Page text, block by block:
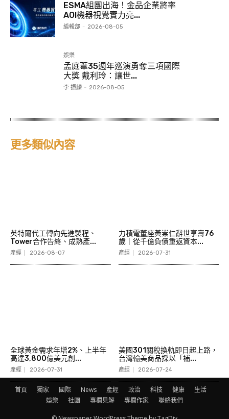
ESMA組團出海！金品企業將率
AOI機器視覺實力亮...
編輯部 - 2026-08-05
娛樂
孟庭葦35週年巡演勇奪三項國際
大獎 戴利玲：讓世...
李 振麟 - 2026-08-05
更多類似內容
英特爾代工轉向先進製程、
Tower合作告終、成熟產...
產經 2026-08-07
力積電董座黃崇仁辭世享壽76
歲｜從千億負債重返資本...
產經 2026-07-31
全球黃金需求年增2%、上半年
高達3,800億美元創...
產經 2026-07-31
美國301關稅換軌即日起上路，
台灣輸美商品採以「補...
產經 2026-07-24
首頁 獨家 國際 News 產經 政治 科技 健康
生活
娛樂
社團 專欄見解 專欄作家 聯絡我們